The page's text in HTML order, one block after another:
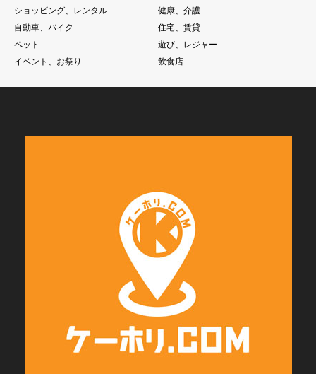
ショッピング、レンタル
健康、介護
自動車、バイク
住宅、賃貸
ペット
遊び、レジャー
イベント、お祭り
飲食店